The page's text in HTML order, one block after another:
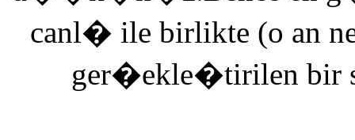
canl� ile birlikte (o an
ger�ekle�tirilen bir